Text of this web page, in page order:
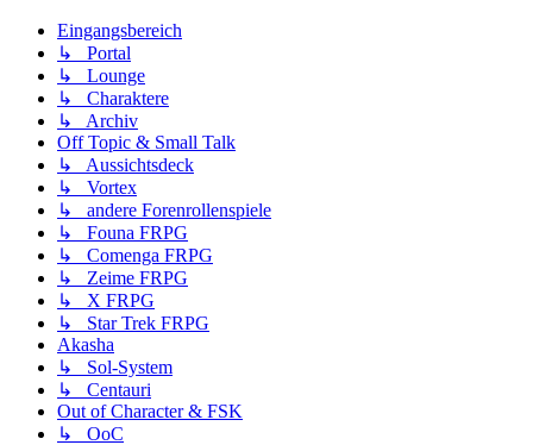
Eingangsbereich
↳ Portal
↳ Lounge
↳ Charaktere
↳ Archiv
Off Topic & Small Talk
↳ Aussichtsdeck
↳ Vortex
↳ andere Forenrollenspiele
↳ Founa FRPG
↳ Comenga FRPG
↳ Zeime FRPG
↳ X FRPG
↳ Star Trek FRPG
Akasha
↳ Sol-System
↳ Centauri
Out of Character & FSK
↳ OoC